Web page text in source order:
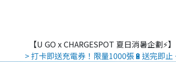
【U GO x CHARGESPOT 夏日消暑企劃⚡】
> 打卡即送充電券！限量1000張🔋送完即止